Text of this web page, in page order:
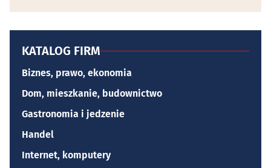
KATALOG FIRM
Biznes, prawo, ekonomia
Dom, mieszkanie, budownictwo
Gastronomia i jedzenie
Handel
Internet, komputery